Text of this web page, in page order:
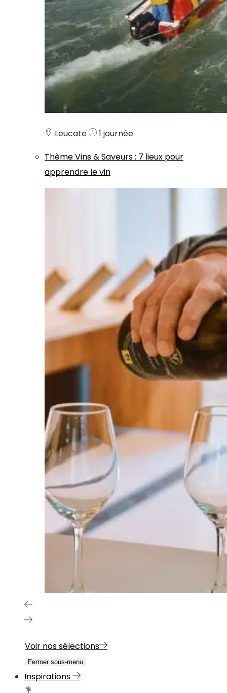
Leucate
1 journée
ThèmeVins & Saveurs: 7 lieux pour
apprendre le vin
Voir nos sélections
Fermer sous-menu
Inspirations